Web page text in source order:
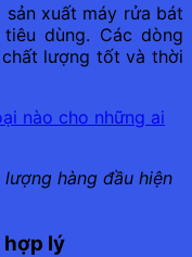
xuất máy rửa bát
dùng. Các dòng
lượng tốt và thời
hàng đầu hiện
hợp lý